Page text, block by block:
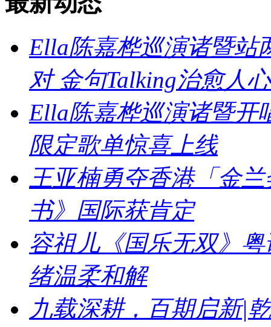
Ella陈嘉桦巡演诸暨站
对 金句Talking治愈人心
Ella陈嘉桦巡演诸暨开
限定歌单惊喜上线
王亚楠勇夺香港「金
书》国际获肯定
容祖儿《国乐无双》
绪温柔和解
九载深耕，百期启新|